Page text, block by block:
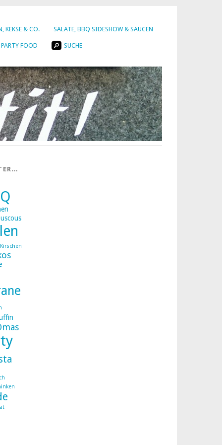
KEKSE & CO. SALATE, BBQ SIDESHOW & SAUCEN
PARTY FOOD SUCHE
Kirschen